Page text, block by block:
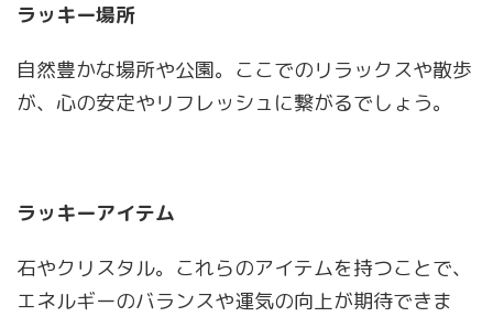
ラッキー場所
自然豊かな場所や公園。ここでのリラックスや散歩
が、心の安定やリフレッシュに繋がるでしょう。
ラッキーアイテム
石やクリスタル。これらのアイテムを持つことで、
エネルギーのバランスや運気の向上が期待できま